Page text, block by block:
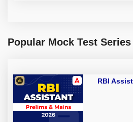
Popular Mock Test Series
RBI